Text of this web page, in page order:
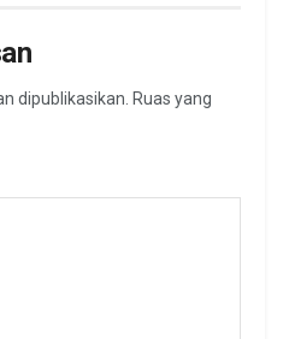
dipublikasikan. Ruas yang